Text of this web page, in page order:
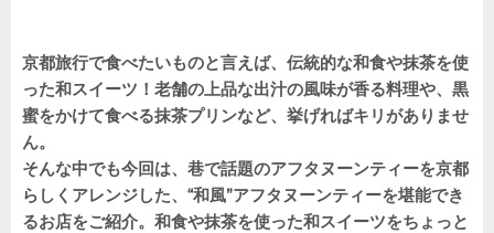
京都旅行で食べたいものと言えば、伝統的な和食や抹茶を使
った和スイーツ！老舗の上品な出汁の風味が香る料理や、黒
蜜をかけて食べる抹茶プリンなど、挙げればキリがありませ
ん。
そんな中でも今回は、巷で話題のアフタヌーンティーを京都
らしくアレンジした、“和風”アフタヌーンティーを堪能でき
るお店をご紹介。和食や抹茶を使った和スイーツをちょっと